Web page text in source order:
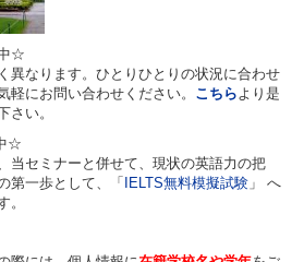
中☆
異なります。ひとりひとりの状況に合わせ
軽にお問い合わせください。 こちら より是
さい。
☆
当セミナーと併せて、現状の英語力の把
第一歩として、「IELTS無料模擬試験 」 へ
。